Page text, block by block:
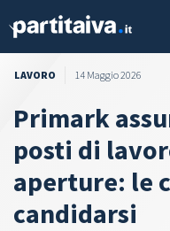
LAVORO 14 Maggio 2026
Primark
posti di
aperture: le
candidarsi